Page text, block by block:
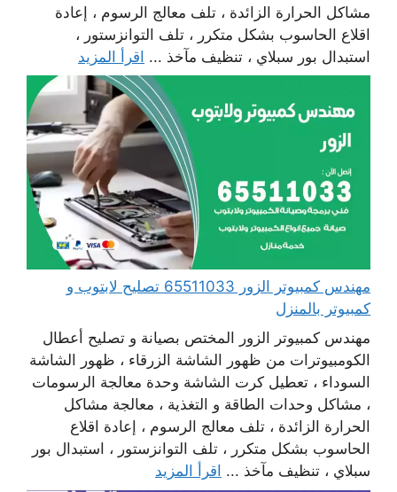
مشاكل الحرارة الزائدة ، تلف معالج الرسوم ، إعادة
اقلاع الحاسوب بشكل متكرر ، تلف التوانزستور ،
استبدال بور سبلاي ، تنظيف مآخذ ... اقرأ المزيد
مهندس كمبيوتر الزور 65511033 تصليح لابتوب و
كمبيوتر بالمنزل
مهندس كمبيوتر الزور المختص بصيانة و تصليح أعطال
الكومبيوترات من ظهور الشاشة الزرقاء ، ظهور الشاشة
السوداء ، تعطيل كرت الشاشة وحدة معالجة الرسومات
، مشاكل وحدات الطاقة و التغذية ، معالجة مشاكل
الحرارة الزائدة ، تلف معالج الرسوم ، إعادة اقلاع
الحاسوب بشكل متكرر ، تلف التوانزستور ، استبدال بور
سبلاي ، تنظيف مآخذ ... اقرأ المزيد